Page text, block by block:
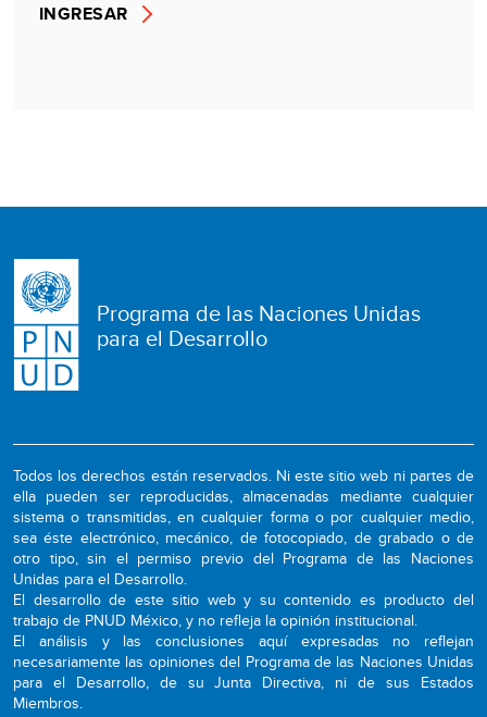
INGRESAR
Programa de las Naciones Unidas
para el Desarrollo
Todos los derechos están reservados. Ni este sitio web ni partes de
ella pueden ser reproducidas, almacenadas mediante cualquier
sistema o transmitidas, en cualquier forma o por cualquier medio,
sea éste electrónico, mecánico, de fotocopiado, de grabado o de
otro tipo, sin el permiso previo del Programa de las Naciones
Unidas para el Desarrollo.
El desarrollo de este sitio web y su contenido es producto del
trabajo de PNUD México, y no refleja la opinión institucional.
El análisis y las conclusiones aquí expresadas no reflejan
necesariamente las opiniones del Programa de las Naciones Unidas
para el Desarrollo, de su Junta Directiva, ni de sus Estados
Miembros.